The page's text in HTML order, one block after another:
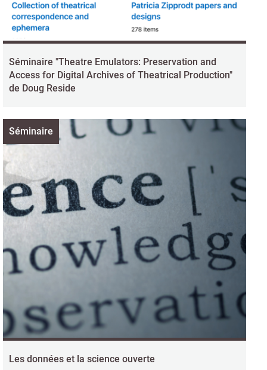
Séminaire "Theatre Emulators: Preservation and
Access for Digital Archives of Theatrical Production"
de Doug Reside
Séminaire
Les données et la science ouverte